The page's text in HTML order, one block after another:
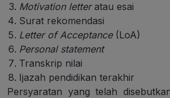
Motivation letteratau esai
Surat rekomendasi
Letter of Acceptance(LoA)
Personal statement
Transkrip nilai
Ijazah pendidikan terakhir
Persyaratan yang telah